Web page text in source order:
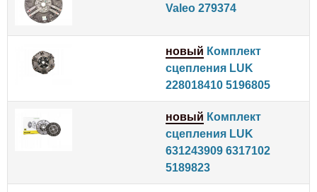
Valeo 279374
новый Комплект
сцепления LUK
228018410 5196805
новый Комплект
сцепления LUK
631243909 6317102
5189823